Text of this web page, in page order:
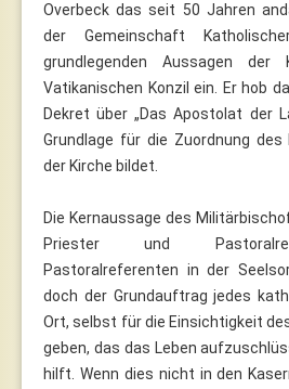
Overbeck das seit 50 Jahren
der Gemeinschaft
grundlegenden Aussagen
Vatikanischen Konzil ein. Er hob
Dekret über „Das Apostolat der
Grundlage für die Zuordnung
der Kirche bildet.
Die Kernaussage des
Priester und
Pastoralreferenten in der
doch der Grundauftrag jedes
Ort, selbst für die Einsichtigkeit
geben, das das Leben
hilft. Wenn dies nicht in den